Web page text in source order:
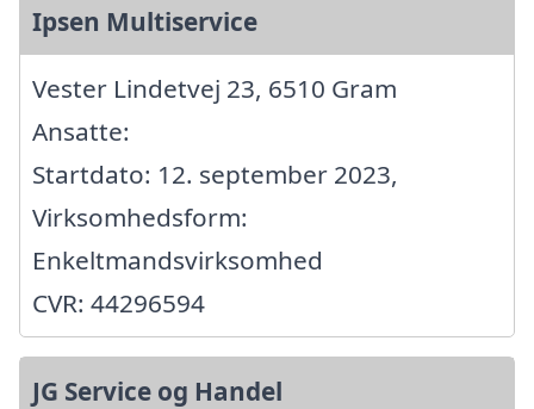
Ipsen Multiservice
Vester Lindetvej 23, 6510 Gram
Ansatte:
Startdato: 12. september 2023,
Virksomhedsform:
Enkeltmandsvirksomhed
CVR: 44296594
JG Service og Handel